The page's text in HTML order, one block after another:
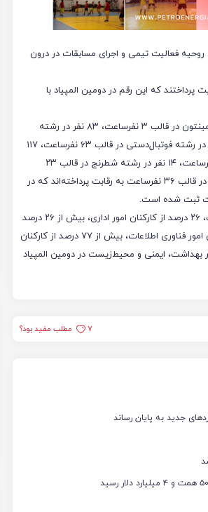
روحیه فعالیت تیمی و اجرای مسابقات در درون
شد بیش از ۳۲۰ نفر از همکاران به رقابت پرداختند که این رقم در دومین المپیاد با
۵۱ نفر از فجری‌ها در رشته آمادگی جسمانی در قالب ۸۵ نفرساعت، ۶ نفر در رشته بدمینتون در قالب ۳ نفرساعت، ۸۳ نفر در رشته
دارت در قالب ۱۰ نفرساعت، ۱۰۸ نفر در رشته گل‌کوچک در قالب ۲۱۰ نفرساعت، ۴۹ نفر در رشته فوتبال‌دستی در قالب ۶۳ نفرساعت، ۱۱۷
نفر در رشته فوتسال در قالب ۲۵۶ نفرساعت، ۳۳ نفر در رشته تنیس در قالب ۱۰۳ نفرساعت، ۱۴ نفر در رشته شطرنج در قالب ۲۳
نفرساعت، ۵۶ نفر در رشته والیبال در قالب ۲۴۰ نفرساعت و ۱۸ نفر در رشته بسکتبال در قالب ۳۶ نفرساعت به رقابت پرداخته‌اند که در
بیش از ۳۱ درصد از کارکنان امور بهره‌برداری، بیش از ۱۴ درصد از کارکنان امور تعمیرات، ۲۶ درصد از کارکنان امور اداری، بیش از ۲۶ درصد
از کارکنان امور حراست، ۴۱ درصد از کارکنان امور بازرگانی، بیش از ۳۶ درصد از کارکنان امور فناوری اطلاعات، بیش از ۷۷ درصد از کارکنان
امور خدمات فنی و ۵۰ درصد از کارکنان امور بهداشت، ایمنی و محیط‌زیست در دومین المپیاد
7 مطلب مفید بود؟